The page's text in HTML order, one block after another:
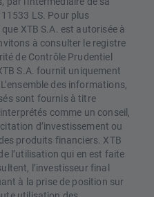
LS. Pour plus
XTB S.A. est autorisée à
à consulter le registre
de Contrôle Prudentiel
S.A. fournit uniquement
des informations,
sont fournis à titre
comme un conseil,
d’investissement ou
produits financiers. XTB
l’utilisation qui en est faite
l’investisseur final
à la prise de position sur